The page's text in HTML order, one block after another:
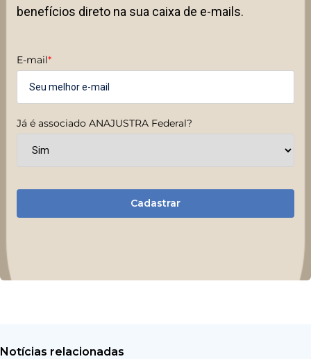
benefícios direto na sua caixa de e-mails.
E-mail*
Já é associado ANAJUSTRA Federal?
Cadastrar
Notícias relacionadas